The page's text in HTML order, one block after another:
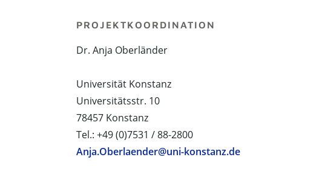
PROJEKTKOORDINATION
Dr. Anja Oberländer
Universität Konstanz
Universitätsstr. 10
78457 Konstanz
Tel.: +49 (0)7531 / 88-2800
Anja.Oberlaender@uni-konstanz.de